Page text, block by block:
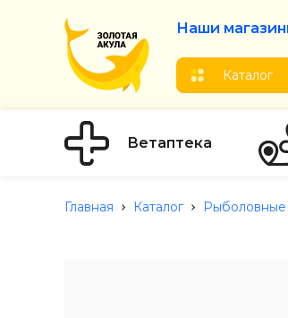
Наши
Каталог
Ветаптека
Главная Каталог Рыболовные